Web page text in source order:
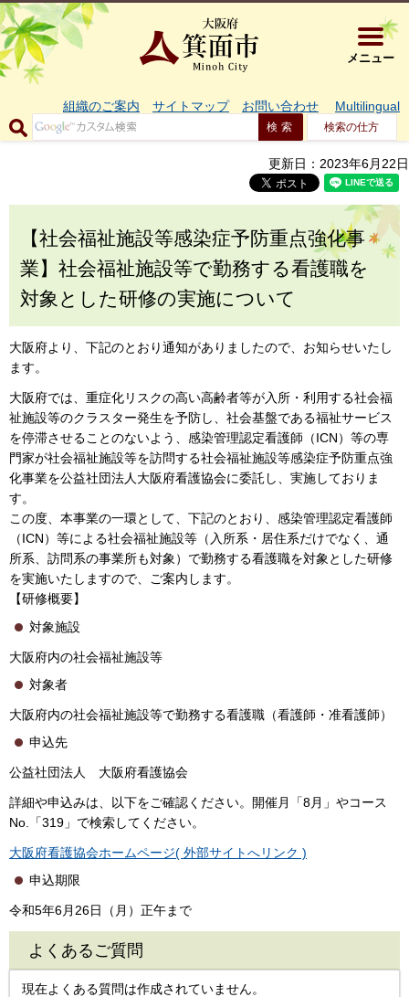
大阪府箕
メニュー
組織のご案内 サイトマップ お問い合わせ Multilingual
検索の仕方
更新日：2023年6月22日
【社会福祉施設等感染症予防重点強化事
業】社会福祉施設等で勤務する看護職を
対象とした研修の実施について
大阪府より、下記のとおり通知がありましたので、お知らせいたし
ます。
大阪府では、重症化リスクの高い高齢者等が入所・利用する社会福
祉施設等のクラスター発生を予防し、社会基盤である福祉サービス
を停滞させることのないよう、感染管理認定看護師（ICN）等の専
門家が社会福祉施設等を訪問する社会福祉施設等感染症予防重点強
化事業を公益社団法人大阪府看護協会に委託し、実施しておりま
す。
この度、本事業の一環として、下記のとおり、感染管理認定看護師
（ICN）等による社会福祉施設等（入所系・居住系だけでなく、通
所系、訪問系の事業所も対象）で勤務する看護職を対象とした研修
を実施いたしますので、ご案内します。
【研修概要】
対象施設
大阪府内の社会福祉施設等
対象者
大阪府内の社会福祉施設等で勤務する看護職（看護師・准看護師）
申込先
公益社団法人 大阪府看護協会
詳細や申込みは、以下をご確認ください。開催月「8月」やコース
No.「319」で検索してください。
大阪府看護協会ホームページ( 外部サイトへリンク )
申込期限
令和5年6月26日（月）正午まで
よくあるご質問
現在よくある質問は作成されていません。